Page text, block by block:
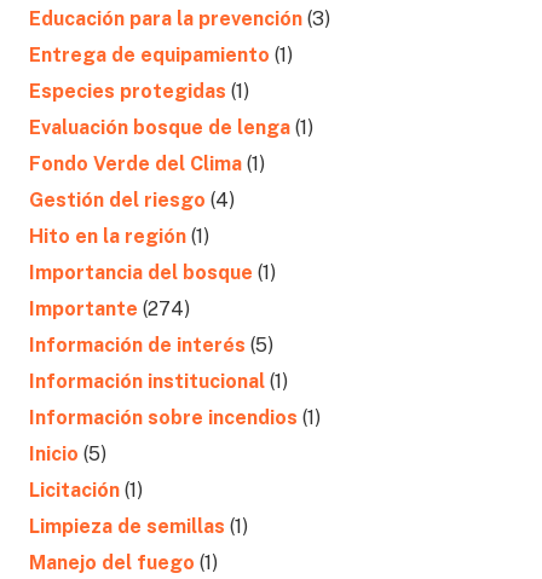
Educación para la prevención (3)
Entrega de equipamiento (1)
Especies protegidas (1)
Evaluación bosque de lenga (1)
Fondo Verde del Clima (1)
Gestión del riesgo (4)
Hito en la región (1)
Importancia del bosque (1)
Importante (274)
Información de interés (5)
Información institucional (1)
Información sobre incendios (1)
Inicio (5)
Licitación (1)
Limpieza de semillas (1)
Manejo del fuego (1)